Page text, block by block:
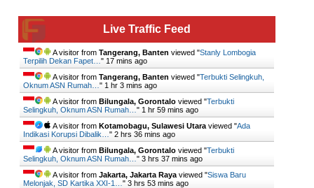
Live Traffic Feed
A visitor from Tangerang, Banten viewed "Stanly Lombogia
Terpilih Dekan Fapet… " 17 mins ago
A visitor from Tangerang, Banten viewed "Terbukti Selingkuh,
Oknum ASN Rumah… " 1 hr 3 mins ago
A visitor from Bilungala, Gorontalo viewed "Terbukti
Selingkuh, Oknum ASN Rumah… " 1 hr 59 mins ago
A visitor from Kotamobagu, Sulawesi Utara viewed "Ada
Indikasi Korupsi Dibalik… " 2 hrs 36 mins ago
A visitor from Bilungala, Gorontalo viewed "Terbukti
Selingkuh, Oknum ASN Rumah… " 3 hrs 37 mins ago
A visitor from Jakarta, Jakarta Raya viewed "Siswa Baru
Melonjak, SD Kartika XXI-1… " 3 hrs 53 mins ago